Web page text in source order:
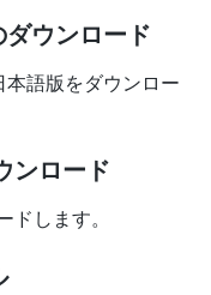
ウンロード
本語版をダウンロー
ンロード
ドします。